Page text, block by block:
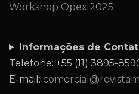
Workshop Opex 2025
Informações de
Telefone: +55 (11) 3895-
E-mail: